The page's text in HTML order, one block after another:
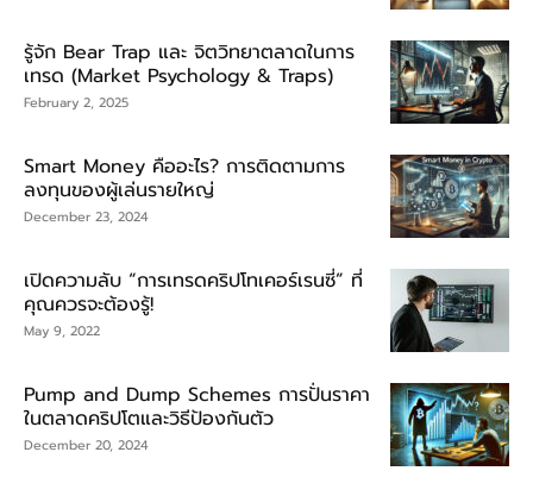
รู้จัก Bear Trap และ จิตวิทยาตลาดในการ
เทรด (Market Psychology & Traps)
February 2, 2025
Smart Money คืออะไร? การติดตามการ
ลงทุนของผู้เล่นรายใหญ่
December 23, 2024
เปิดความลับ “การเทรดคริปโทเคอร์เรนซี่” ที่
คุณควรจะต้องรู้!
May 9, 2022
Pump and Dump Schemes การปั่นราคา
ในตลาดคริปโตและวิธีป้องกันตัว
December 20, 2024